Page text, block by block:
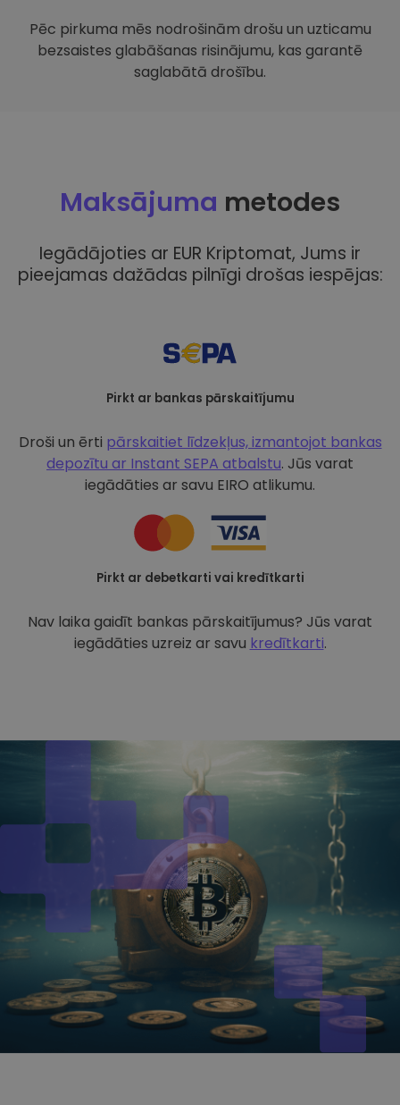
Pēc pirkuma mēs nodrošinām drošu un uzticamu
bezsaistes glabāšanas risinājumu, kas garantē
saglabātā drošību.
Maksājuma metodes
Iegādājoties ar EUR Kriptomat, Jums ir
pieejamas dažādas pilnīgi drošas iespējas:
Pirkt ar bankas pārskaitījumu
Droši un ērti pārskaitiet līdzekļus, izmantojot bankas
depozītu ar Instant SEPA atbalstu. Jūs varat
iegādāties ar savu EIRO atlikumu.
Pirkt ar debetkarti vai kredītkarti
Nav laika gaidīt bankas pārskaitījumus? Jūs varat
iegādāties uzreiz ar savu kredītkarti.